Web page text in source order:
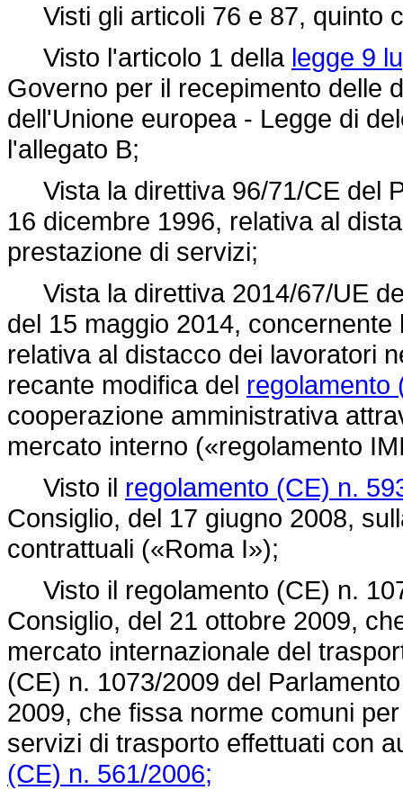
Visti gli articoli 76 e 87, quinto
Visto l'articolo 1 della legge 9
Governo per il recepimento delle
dell'Unione europea - Legge di
l'allegato B;
Vista la direttiva 96/71/CE del
16 dicembre 1996, relativa al
prestazione di servizi;
Vista la direttiva 2014/67/UE
del 15 maggio 2014,
relativa al distacco dei lavoratori
recante modifica del regolamento
cooperazione amministrativa
mercato interno («regolamento
Visto il regolamento (CE) n.
Consiglio, del 17 giugno 2008,
contrattuali («Roma I»);
Visto il regolamento (CE) n.
Consiglio, del 21 ottobre 2009,
mercato internazionale del
(CE) n. 1073/2009 del
2009, che fissa norme comuni
servizi di trasporto effettuati con
(CE) n. 561/2006;